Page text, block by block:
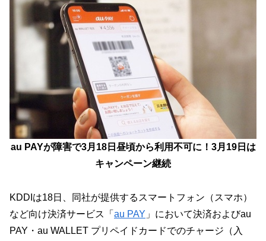
au PAYが障害で3月18日昼頃から利用不可に！3月19日は
キャンペーン継続
KDDIは18日、同社が提供するスマートフォン（スマホ）
など向け決済サービス「 au PAY 」において決済およびau
PAY・au WALLET プリペイドカードでのチャージ（入